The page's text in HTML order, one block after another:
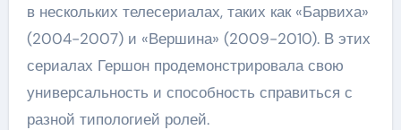
в нескольких телесериалах, таких как «Барвиха»
(2004-2007) и «Вершина» (2009-2010). В этих
сериалах Гершон продемонстрировала свою
универсальность и способность справиться с
разной типологией ролей.